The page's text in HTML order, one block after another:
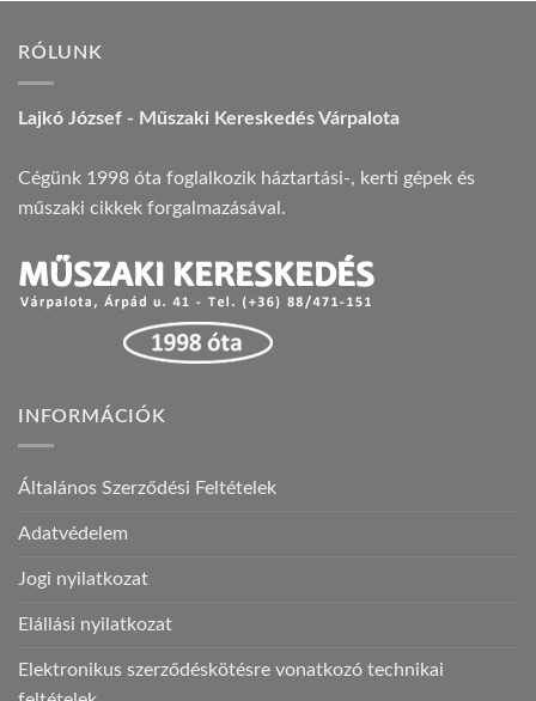
RÓLUNK
Lajkó József - Műszaki Kereskedés Várpalota
Cégünk 1998 óta foglalkozik háztartási-, kerti gépek és
műszaki cikkek forgalmazásával.
INFORMÁCIÓK
Általános Szerződési Feltételek
Adatvédelem
Jogi nyilatkozat
Elállási nyilatkozat
Elektronikus szerződéskötésre vonatkozó technikai